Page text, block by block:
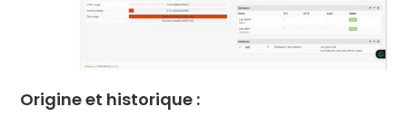
Origine et historique :